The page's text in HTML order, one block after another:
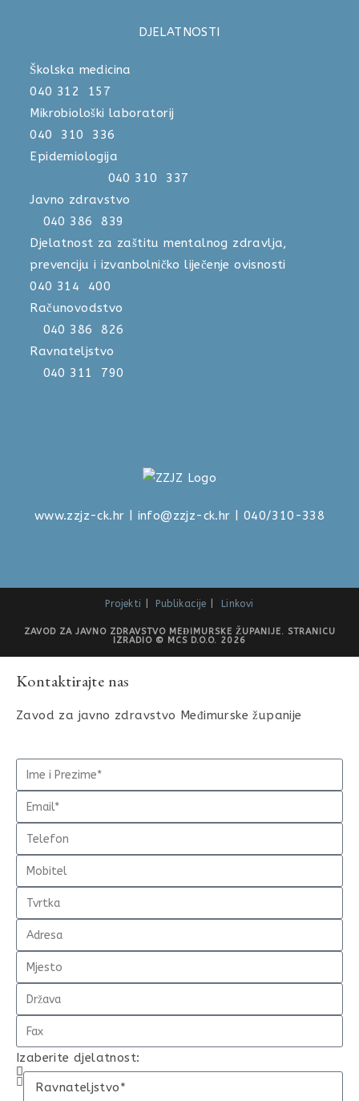
DJELATNOSTI
Školska medicina
040 312 157
Mikrobiološki laboratorij
040 310 336
Epidemiologija
040 310 337
Javno zdravstvo
040 386 839
Djelatnost za zaštitu mentalnog zdravlja,
prevenciju i izvanbolničko liječenje ovisnosti
040 314 400
Računovodstvo
040 386 826
Ravnateljstvo
040 311 790
www.zzjz-ck.hr info@zzjz-ck.hr | 040/310-338
Projekti Publikacije Linkovi
ZAVOD ZA JAVNO ZDRAVSTVO MEĐIMURSKE ŽUPANIJE. STRANICU
IZRADIO © MCS D.O.O. 2026
Kontaktirajte nas
Zavod za javno zdravstvo Međimurske županije
Izaberite djelatnost: